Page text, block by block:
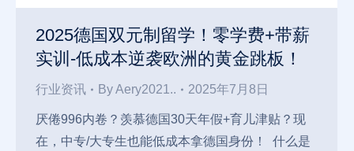
2025德国双元制留学！零学费+带薪
实训-低成本逆袭欧洲的黄金跳板！
行业资讯 ByAery2021.. 2025年7月8日
厌倦996内卷？羡慕德国30天年假+育儿津贴？现
在，中专/大专生也能低成本拿德国身份！ 什么是